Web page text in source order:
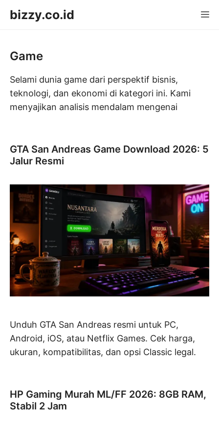
bizzy.co.id
Game
Selami dunia game dari perspektif bisnis,
teknologi, dan ekonomi di kategori ini. Kami
menyajikan analisis mendalam mengenai
GTA San Andreas Game Download 2026: 5
Jalur Resmi
Unduh GTA San Andreas resmi untuk PC,
Android, iOS, atau Netflix Games. Cek harga,
ukuran, kompatibilitas, dan opsi Classic legal.
HP Gaming Murah ML/FF 2026: 8GB RAM,
Stabil 2 Jam